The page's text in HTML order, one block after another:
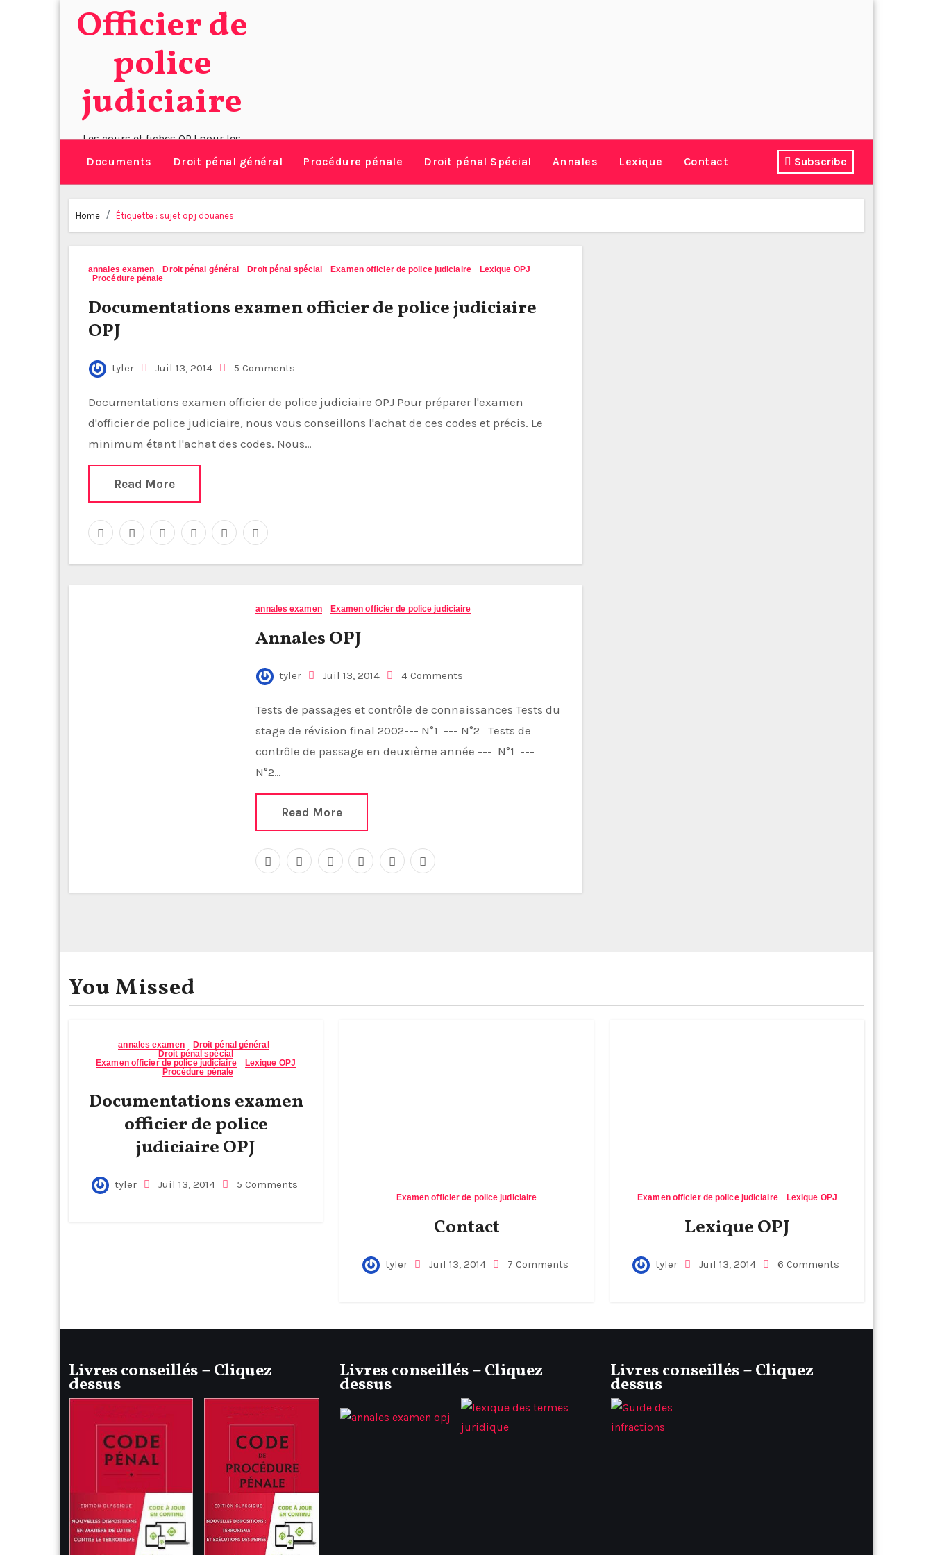
Officier de
police
judiciaire
Les cours et fiches OPJ pour les
policiers, gendarmes et douaniers
Documents Droit pénal général Procédure pénale Droit pénal Spécial Annales Lexique Contact Subscribe
Home Étiquette : sujet opj douanes
annales examen Droit pénal général Droit pénal spécial Examen officier de police judiciaire
Lexique OPJ
Procédure pénale
Documentations examen officier de police judiciaire
OPJ
tyler Juil 13, 2014 5 Comments
Documentations examen officier de police judiciaire OPJ Pour préparer l'examen
d'officier de police judiciaire, nous vous conseillons l'achat de ces codes et précis. Le
minimum étant l'achat des codes. Nous…
Read More
annales examen Examen officier de police judiciaire
Annales OPJ
tyler Juil 13, 2014 4 Comments
Tests de passages et contrôle de connaissances Tests du
stage de révision final 2002--- N°1 --- N°2 Tests de
contrôle de passage en deuxième année --- N°1 ---
N°2…
Read More
You Missed
annales examen
Droit pénal général
Droit pénal spécial
Examen officier de police judiciaire
Lexique OPJ
Procédure pénale
Documentations examen
officier de police
judiciaire OPJ
tyler Juil 13, 2014 5 Comments
Examen officier de police judiciaire
Contact
tyler Juil 13, 2014 7 Comments
Examen officier de police judiciaire Lexique OPJ
Lexique OPJ
tyler Juil 13, 2014 6 Comments
Livres conseillés – Cliquez
dessus
Livres conseillés – Cliquez
dessus
Livres conseillés – Cliquez
dessus